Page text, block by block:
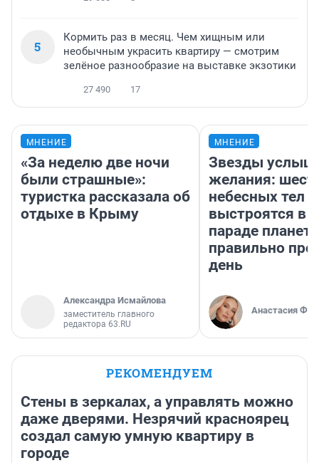
5
Кормить раз в месяц. Чем хищным или
необычным украсить квартиру — смотрим
зелёное разнообразие на выставке экзотики
27 490 17
МНЕНИЕ
«За неделю две ночи
были страшные»:
туристка рассказала об
отдыхе в Крыму
Александра Исмайлова
заместитель главного
редактора 63.RU
МНЕНИЕ
Звезды
желания:
небесных тел
выстроятся в
параде планет
правильно
день
Анастасия
РЕКОМЕНДУЕМ
Стены в зеркалах, а управлять можно
даже дверями. Незрячий красноярец
создал самую умную квартиру в
городе